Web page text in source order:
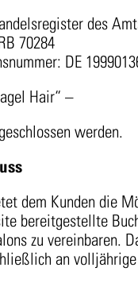
des
70284
DE
Hair“ –
werden.
dem Kunden die
bereitgestellte
zu vereinbaren.
an